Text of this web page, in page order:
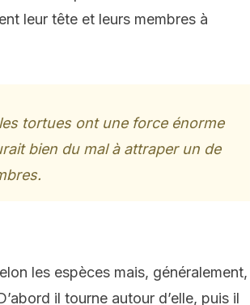
leur tête et leurs membres à
tortues ont une force énorme
bien du mal à attraper un de
les espèces mais, généralement,
il tourne autour d’elle, puis il